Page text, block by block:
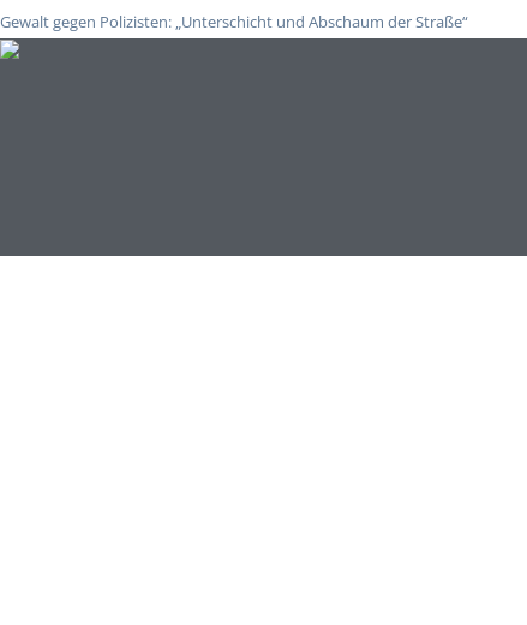
Gewalt gegen Polizisten: „Unterschicht und Abschaum der Straße“